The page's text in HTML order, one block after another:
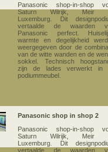
Panasonic shop-in-shop
Saturn Wilrijk, Meir
Luxemburg.
Dit
vertaalde de waarden
Panasonic perfect.
warmte en degelijkheid
weergegeven door de
van de witte wanden en de
sokkel. Technisch
zijn de lades verwerkt in
podiummeubel.
Panasonic shop in shop 2
Panasonic shop-in-shop
Saturn Wilrijk, Meir
Luxemburg.
Dit
vertaalde de waarden